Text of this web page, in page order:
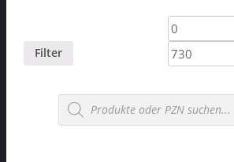
Min.
Preis
Filter
Products
search